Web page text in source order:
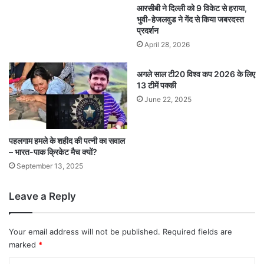
आरसीबी ने दिल्ली को 9 विकेट से हराया,
भुवी-हेजलवुड ने गेंद से किया जबरदस्त
प्रदर्शन
April 28, 2026
पहलगाम हमले के शहीद की पत्नी का सवाल
– भारत-पाक क्रिकेट मैच क्यों?
September 13, 2025
अगले साल टी20 विश्व कप 2026 के लिए
13 टीमें पक्की
June 22, 2025
Leave a Reply
Your email address will not be published. Required fields are
marked *